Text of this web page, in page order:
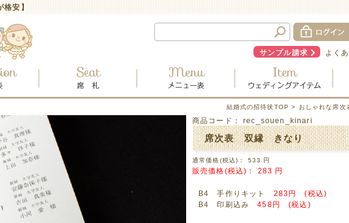
安】
サンプル請求 よく
結婚式の招待状TOP > おしゃれな席次
商品コード： rec_souen_kinari
席次表 双縁 きなり
通常価格(税込)： 533 円
販売価格(税込)： 283 円
B4 手作りキット 283円 (税込)
B4 印刷込み458円 (税込)